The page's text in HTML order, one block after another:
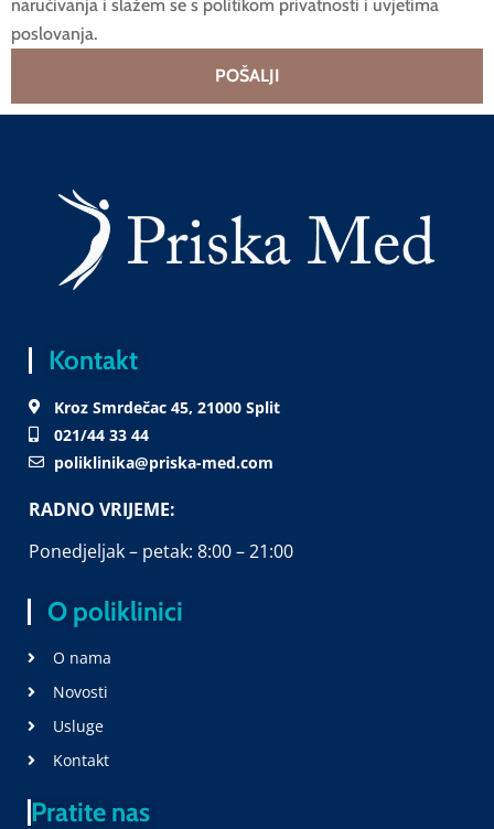
naručivanja i slažem se s politikom privatnosti i uvjetima
poslovanja.
POŠALJI
Kontakt
Kroz Smrdečac 45, 21000 Split
021/44 33 44
poliklinika@priska-med.com
RADNO VRIJEME:
Ponedjeljak – petak: 8:00 – 21:00
O poliklinici
O nama
Novosti
Usluge
Kontakt
Pratite nas